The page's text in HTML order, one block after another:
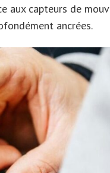
aux capteurs de
ancrées.